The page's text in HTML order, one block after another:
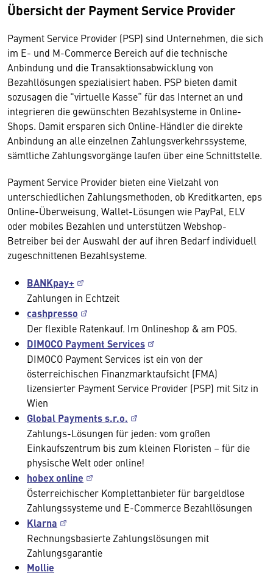
Übersicht der Payment Service Provider
Payment Service Provider (PSP) sind Unternehmen, die sich
im E- und M-Commerce Bereich auf die technische
Anbindung und die Transaktionsabwicklung von
Bezahllösungen spezialisiert haben. PSP bieten damit
sozusagen die "virtuelle Kasse“ für das Internet an und
integrieren die gewünschten Bezahlsysteme in Online-
Shops. Damit ersparen sich Online-Händler die direkte
Anbindung an alle einzelnen Zahlungsverkehrssysteme,
sämtliche Zahlungsvorgänge laufen über eine Schnittstelle.
Payment Service Provider bieten eine Vielzahl von
unterschiedlichen Zahlungsmethoden, ob Kreditkarten, eps
Online-Überweisung, Wallet-Lösungen wie PayPal, ELV
oder mobiles Bezahlen und unterstützen Webshop-
Betreiber bei der Auswahl der auf ihren Bedarf individuell
zugeschnittenen Bezahlsysteme.
BANKpay+
Zahlungen in Echtzeit
cashpresso
Der flexible Ratenkauf. Im Onlineshop & am POS.
DIMOCO Payment Services
DIMOCO Payment Services ist ein von der
österreichischen Finanzmarktaufsicht (FMA)
lizensierter Payment Service Provider (PSP) mit Sitz in
Wien
Global Payments s.r.o.
Zahlungs-Lösungen für jeden: vom großen
Einkaufszentrum bis zum kleinen Floristen – für die
physische Welt oder online!
hobex online
Österreichischer Komplettanbieter für bargeldlose
Zahlungssysteme und E-Commerce Bezahllösungen
Klarna
Rechnungsbasierte Zahlungslösungen mit
Zahlungsgarantie
Mollie